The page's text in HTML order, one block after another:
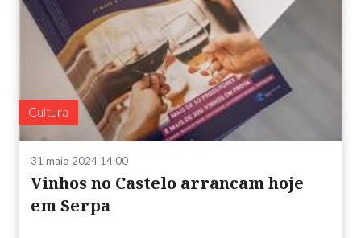
Cultura
31 maio 2024 14:00
Vinhos no Castelo arrancam hoje
em Serpa